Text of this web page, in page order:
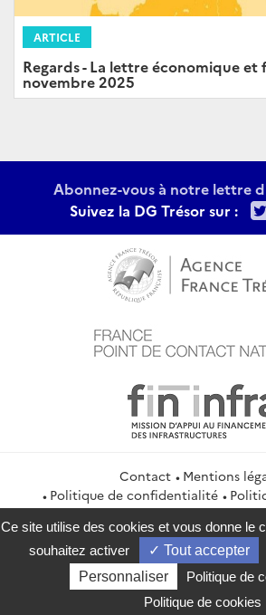
ARTICLE
Regards - La lettre économique et
novembre 2025
Abonnez-vous à notre lettre
Suivez la DG Trésor sur :
Contact
Mentions
Politique de confidentialité
Gestion des cookies
service-public.gouv.fr
data.gouv.fr
2026 Direction générale du
Ce site utilise des cookies et vous donne le
souhaitez activer
Tout accepter
Personnaliser
Politique de
Politique de cookies